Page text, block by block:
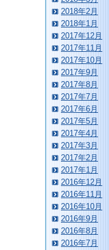
2018年2月
2018年1月
2017年12月
2017年11月
2017年10月
2017年9月
2017年8月
2017年7月
2017年6月
2017年5月
2017年4月
2017年3月
2017年2月
2017年1月
2016年12月
2016年11月
2016年10月
2016年9月
2016年8月
2016年7月